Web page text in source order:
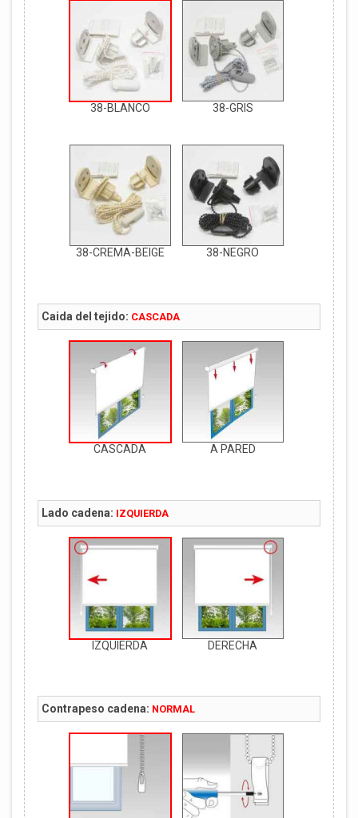
38-BLANCO 38-GRIS
38-CREMA-BEIGE 38-NEGRO
Caida del tejido: CASCADA
CASCADA A PARED
Lado cadena: IZQUIERDA
IZQUIERDA DERECHA
Contrapeso cadena: NORMAL